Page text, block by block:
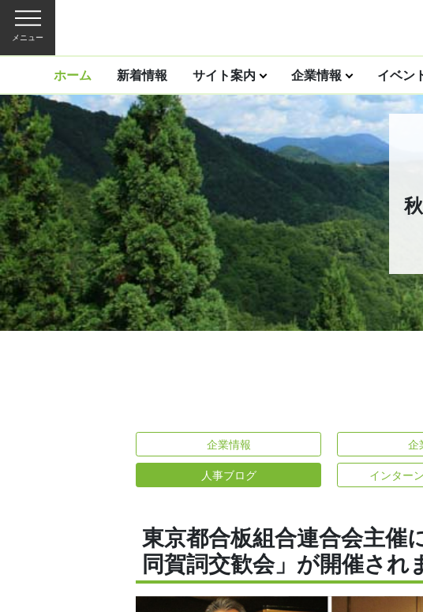
メニュー
ホーム 新着情報 サイト案内 企業情報 イベン
企業情報 企
人事ブログ インター
東京都合板組合連合会主催
同賀詞交歓会」が開催され